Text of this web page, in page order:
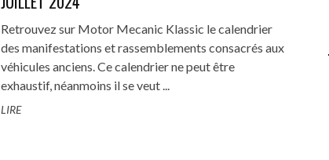
Retrouvez sur Motor Mecanic Klassic le calendrier
des manifestations et rassemblements consacrés aux
véhicules anciens. Ce calendrier ne peut être
exhaustif, néanmoins il se veut ...
LIRE